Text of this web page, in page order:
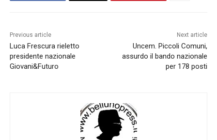
Previous article
Luca Frescura rieletto
presidente nazionale
Giovani&Futuro
Next article
Uncem. Piccoli Comuni,
assurdo il bando nazionale
per 178 posti